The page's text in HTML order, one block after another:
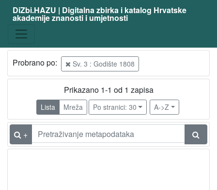
DiZbi.HAZU | Digitalna zbirka i katalog Hrvatske
akademije znanosti i umjetnosti
Probrano po: Sv. 3 : Godište 1808
Prikazano 1-1 od 1 zapisa
Lista Mreža Po stranici: 30 A->Z
+